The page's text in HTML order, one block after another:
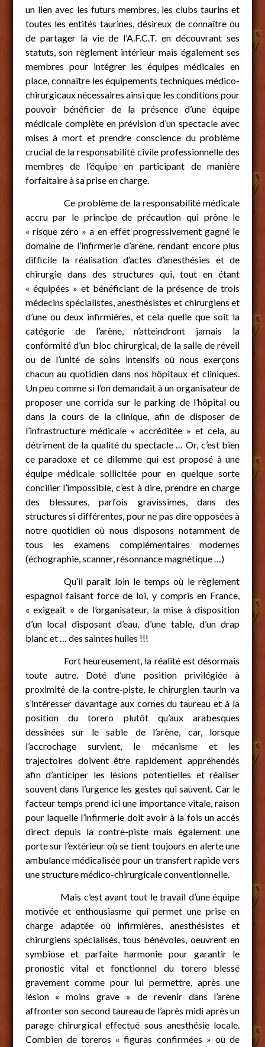
un lien avec les futurs membres, les clubs taurins et
toutes les entités taurines, désireux de connaître ou
de partager la vie de l’A.F.C.T. en découvrant ses
statuts, son règlement intérieur mais également ses
membres pour intégrer les équipes médicales en
place, connaître les équipements techniques médico-
chirurgicaux nécessaires ainsi que les conditions pour
pouvoir bénéficier de la présence d’une équipe
médicale complète en prévision d’un spectacle avec
mises à mort et prendre conscience du problème
crucial de la responsabilité civile professionnelle des
membres de l’équipe en participant de manière
forfaitaire à sa prise en charge.
Ce problème de la responsabilité médicale
accru par le principe de précaution qui prône le
« risque zéro » a en effet progressivement gagné le
domaine de l’infirmerie d’arène, rendant encore plus
difficile la réalisation d’actes d’anesthésies et de
chirurgie dans des structures qui, tout en étant
« équipées » et bénéficiant de la présence de trois
médecins spécialistes, anesthésistes et chirurgiens et
d’une ou deux infirmières, et cela quelle que soit la
catégorie de l’arène, n’atteindront jamais la
conformité d’un bloc chirurgical, de la salle de réveil
ou de l’unité de soins intensifs où nous exerçons
chacun au quotidien dans nos hôpitaux et cliniques.
Un peu comme si l’on demandait à un organisateur de
proposer une corrida sur le parking de l’hôpital ou
dans la cours de la clinique, afin de disposer de
l’infrastructure médicale « accréditée » et cela, au
détriment de la qualité du spectacle … Or, c’est bien
ce paradoxe et ce dilemme qui est proposé à une
équipe médicale sollicitée pour en quelque sorte
concilier l’impossible, c’est à dire, prendre en charge
des blessures, parfois gravissimes, dans des
structures si différentes, pour ne pas dire opposées à
notre quotidien où nous disposons notamment de
tous les examens complémentaires modernes
(échographie, scanner, résonnance magnétique …)
Qu’il paraît loin le temps où le règlement
espagnol faisant force de loi, y compris en France,
« exigeait » de l’organisateur, la mise à disposition
d’un local disposant d’eau, d’une table, d’un drap
blanc et … des saintes huiles !!!
Fort heureusement, la réalité est désormais
toute autre. Doté d’une position privilégiée à
proximité de la contre-piste, le chirurgien taurin va
s’intéresser davantage aux cornes du taureau et à la
position du torero plutôt qu’aux arabesques
dessinées sur le sable de l’arène, car, lorsque
l’accrochage survient, le mécanisme et les
trajectoires doivent être rapidement appréhendés
afin d’anticiper les lésions potentielles et réaliser
souvent dans l’urgence les gestes qui sauvent. Car le
facteur temps prend ici une importance vitale, raison
pour laquelle l’infirmerie doit avoir à la fois un accès
direct depuis la contre-piste mais également une
porte sur l’extérieur où se tient toujours en alerte une
ambulance médicalisée pour un transfert rapide vers
une structure médico-chirurgicale conventionnelle.
Mais c’est avant tout le travail d’une équipe
motivée et enthousiasme qui permet une prise en
charge adaptée où infirmières, anesthésistes et
chirurgiens spécialisés, tous bénévoles, oeuvrent en
symbiose et parfaite harmonie pour garantir le
pronostic vital et fonctionnel du torero blessé
gravement comme pour lui permettre, après une
lésion « moins grave » de revenir dans l’arène
affronter son second taureau de l’après midi après un
parage chirurgical effectué sous anesthésie locale.
Combien de toreros « figuras confirmées » ou de